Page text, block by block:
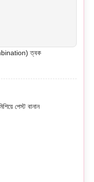
ত্বক
পেস্ট বানান